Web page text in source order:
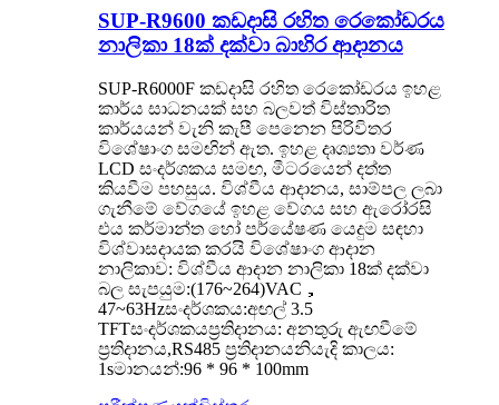
SUP-R9600 කඩදාසි රහිත රෙකෝඩරය
නාලිකා 18ක් දක්වා බාහිර ආදානය
SUP-R6000F කඩදාසි රහිත රෙකෝඩරය ඉහළ
කාර්ය සාධනයක් සහ බලවත් විස්තාරිත
කාර්යයන් වැනි කැපී පෙනෙන පිරිවිතර
විශේෂාංග සමඟින් ඇත. ඉහළ දෘශ්‍යතා වර්ණ
LCD සංදර්ශකය සමඟ, මීටරයෙන් දත්ත
කියවීම පහසුය. විශ්වීය ආදානය, සාම්පල ලබා
ගැනීමේ වේගයේ ඉහළ වේගය සහ ඇරෝරසි
එය කර්මාන්ත හෝ පර්යේෂණ යෙදුම සඳහා
විශ්වාසදායක කරයි විශේෂාංග ආදාන
නාලිකාව: විශ්වීය ආදාන නාලිකා 18ක් දක්වා
බල සැපයුම:(176~264)VAC，
47~63Hzසංදර්ශකය:අඟල් 3.5
TFTසංදර්ශකයප්‍රතිදානය: අනතුරු ඇඟවීමේ
ප්‍රතිදානය,RS485 ප්‍රතිදානයනියැදි කාලය:
1sමානයන්:96 * 96 * 100mm